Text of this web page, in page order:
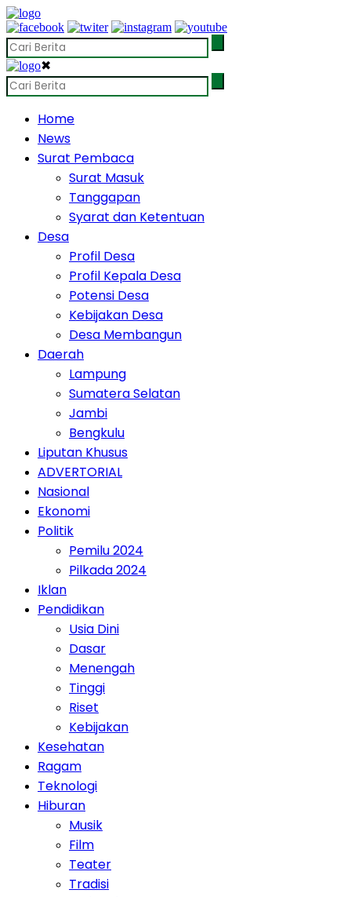
✖
Home
News
Surat Pembaca
Surat Masuk
Tanggapan
Syarat dan Ketentuan
Desa
Profil Desa
Profil Kepala Desa
Potensi Desa
Kebijakan Desa
Desa Membangun
Daerah
Lampung
Sumatera Selatan
Jambi
Bengkulu
Liputan Khusus
ADVERTORIAL
Nasional
Ekonomi
Politik
Pemilu 2024
Pilkada 2024
Iklan
Pendidikan
Usia Dini
Dasar
Menengah
Tinggi
Riset
Kebijakan
Kesehatan
Ragam
Teknologi
Hiburan
Musik
Film
Teater
Tradisi